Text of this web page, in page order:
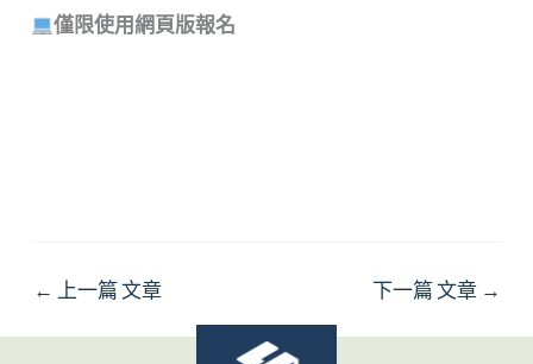
僅限使用網頁版報名
← 上一篇 文章 下一篇 文章 →